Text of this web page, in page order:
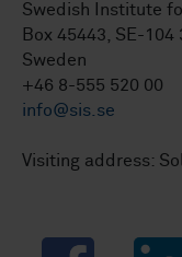
Swedish Institute
Box 45443, SE-
Sweden
+46 8-555 520 00
info@sis.se
Visiting address:
Facebook